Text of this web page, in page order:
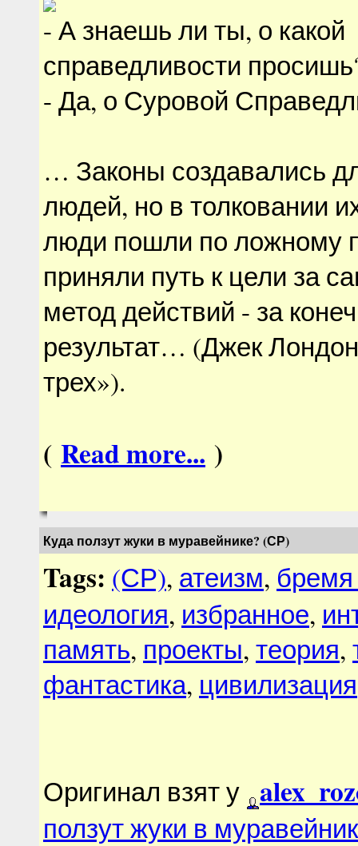
- А знаешь ли ты, о какой
справедливости
- Да, о Суровой
… Законы создавались
людей, но в толковании
люди пошли по ложному
приняли путь к цели за
метод действий - за
результат… (Джек
трех»).
( Read more... )
Куда ползут жуки в муравейнике? (СР)
Tags: (СР), атеизм,
идеология, избранное,
память, проекты, теория,
фантастика, цивилизация
Оригинал взят у
ползут жуки в